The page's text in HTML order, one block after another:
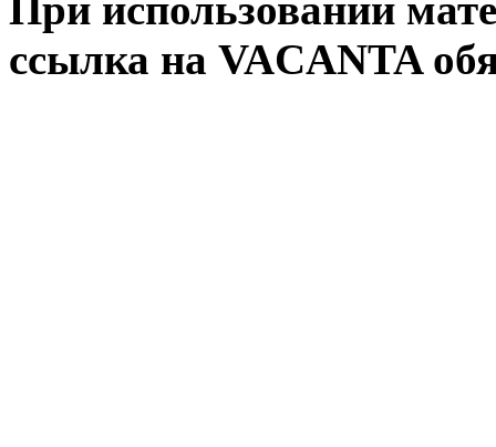
ссылка на VACANTA